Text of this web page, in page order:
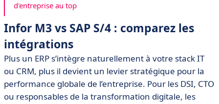
d'entreprise au top
Infor M3 vs SAP S/4 : comparez les
intégrations
Plus un ERP s’intègre naturellement à votre stack IT
ou CRM, plus il devient un levier stratégique pour la
performance globale de l’entreprise. Pour les DSI, CTO
ou responsables de la transformation digitale, les